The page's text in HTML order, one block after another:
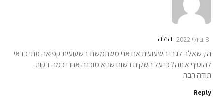
הילה 8 ביולי 2022
הי, שאלה לגבי השעועית אם אני משתמשת בשעועית קפואה מתי כדאי
להוסיף אותה? כי על השקית רשום שניא מוכנה אחרי כמה דקות.
תודה רבה
Reply